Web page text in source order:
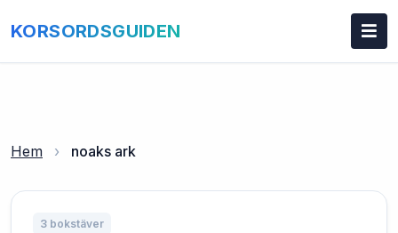
KORSORDSGUIDEN
Hem › noaks ark
3 bokstäver